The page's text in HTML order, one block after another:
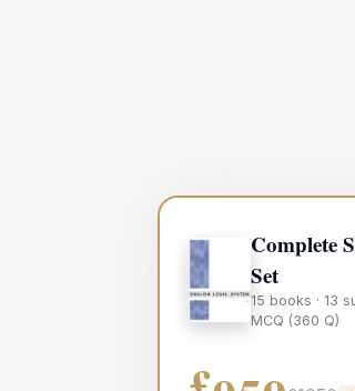
Complete
Set
15 books · 13
MCQ (360 Q)